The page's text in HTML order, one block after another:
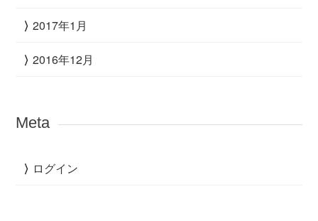
2017年1月
2016年12月
Meta
ログイン